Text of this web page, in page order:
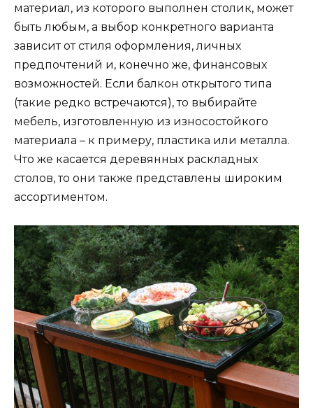
материал, из которого выполнен столик, может
быть любым, а выбор конкретного варианта
зависит от стиля оформления, личных
предпочтений и, конечно же, финансовых
возможностей. Если балкон открытого типа
(такие редко встречаются), то выбирайте
мебель, изготовленную из износостойкого
материала – к примеру, пластика или металла.
Что же касается деревянных раскладных
столов, то они также представлены широким
ассортиментом.